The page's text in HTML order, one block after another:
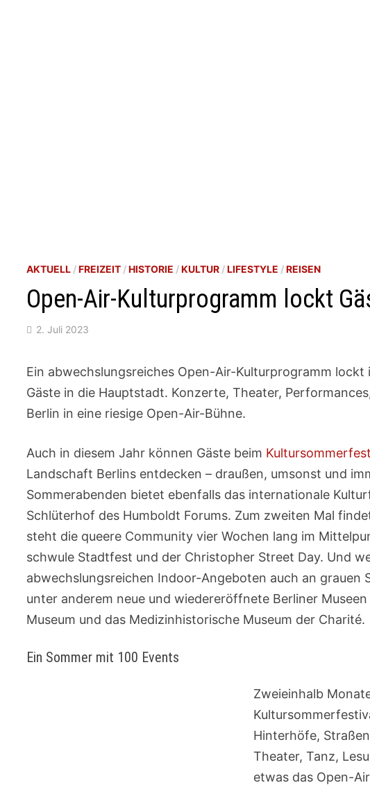
AKTUELL /FREIZEIT /HISTORIE /KULTUR /LIFESTYLE /REISEN
Open-Air-Kulturprogramm lockt
2. Juli 2023
Ein abwechslungsreiches Open-Air-Kulturprogramm
Gäste in die Hauptstadt. Konzerte, Theater,
Berlin in eine riesige Open-Air-Bühne.
Auch in diesem Jahr können Gäste beim
Landschaft Berlins entdecken – draußen, umsonst und
Sommerabenden bietet ebenfalls das internationale
Schlüterhof des Humboldt Forums. Zum zweiten Mal
steht die queere Community vier Wochen lang im
schwule Stadtfest und der Christopher Street Day. Und
abwechslungsreichen Indoor-Angeboten auch an grauen
unter anderem neue und wiedereröffnete Berliner
Museum und das Medizinhistorische Museum der Charité.
Ein Sommer mit 100 Events
Zweieinhalb
Hinterhöfe,
Theater, Tanz,
etwas das Open-